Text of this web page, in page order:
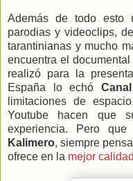
Además de todo esto
parodias y videoclips,
tarantinianas y mucho
encuentra el documental
realizó para la
España lo echó
limitaciones de
Youtube hacen que
experiencia. Pero
Kalimero, siempre
ofrece en la mejor